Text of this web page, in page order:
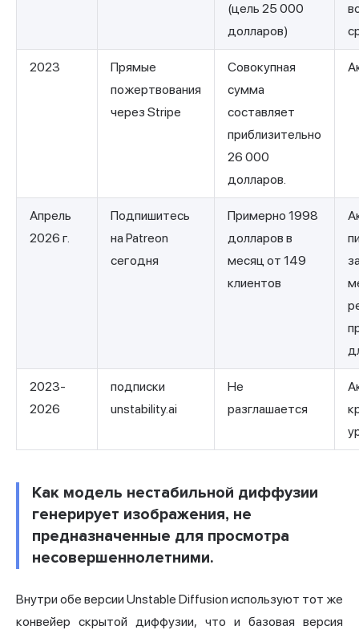
(цель 25 000
долларов)
2023
Прямые
пожертвования
через Stripe
Совокупная
сумма
составляет
приблизительно
26 000
долларов.
Апрель
2026 г.
Подпишитесь
на Patreon
сегодня
Примерно 1998
долларов в
месяц от 149
клиентов
2023-
2026
подписки
unstability.ai
Не
разглашается
Как модель нестабильной диффузии
генерирует изображения, не
предназначенные для просмотра
несовершеннолетними.
Внутри обе версии Unstable Diffusion используют тот же
конвейер скрытой диффузии, что и базовая версия